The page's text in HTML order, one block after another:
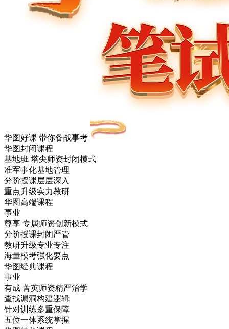
华图好课 带你备战事考
华图封闭课程
基地班 塔尖师资封闭模式
准军事化基地管理
分阶授课层层深入
重点升级实力教研
华图高端课程
事业
尊享 专属师资创新模式
分阶授课封闭严管
教研升级专业专注
海量模考强化要点
华图经典课程
事业
有成 菁英师资精严治学
查找漏洞构建逻辑
针对训练多重保障
五位一体系统掌握